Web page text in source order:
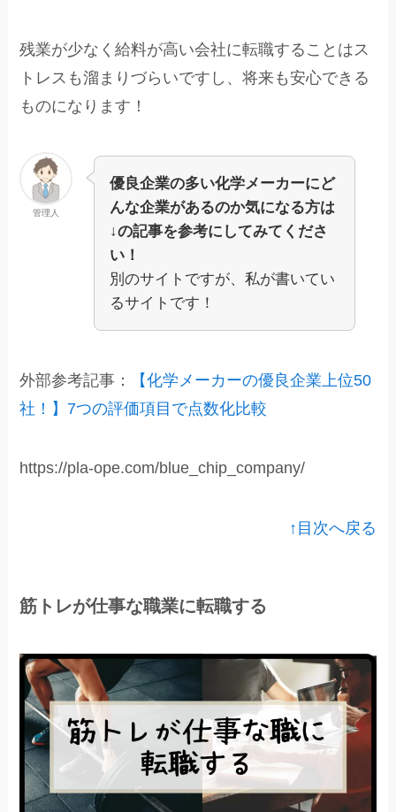
残業が少なく給料が高い会社に転職することはス
トレスも溜まりづらいですし、将来も安心できる
ものになります！
管理人
優良企業の多い化学メーカーにど
んな企業があるのか気になる方は
↓の記事を参考にしてみてくださ
い！
別のサイトですが、私が書いてい
るサイトです！
外部参考記事：
【化学メーカーの優良企業上位50
社！】7つの評価項目で点数化比較
https://pla-ope.com/blue_chip_company/
↑目次へ戻る
筋トレが仕事な職業に転職する